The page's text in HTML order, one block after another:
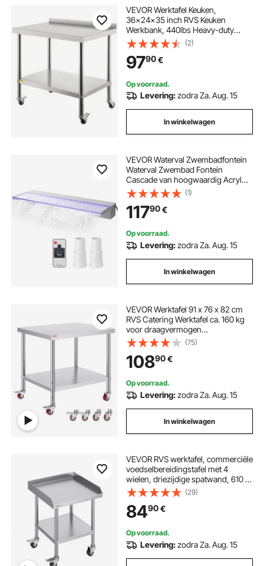
VEVOR Werktafel Keuken,
36x24x35 inch RVS Keuken
Werkbank, 440lbs Heavy-duty
Metalen Horeca Werktafel,
Voedselbereiding Keukentafel met
Backsplash Verstelbare Onderplank
4 Zwenkwielen voor Restaurant
(2)
9790€
Op voorraad.
Levering:zodra Za. Aug. 15
In winkelwagen
VEVOR Waterval Zwembadfontein
Waterval Zwembad Fontein
Cascade van hoogwaardig Acryl
Waterval Overlaat Zwembad Tuin
220V Outdoor Waterval Zwembad
Fontein met een LEDLichtstrip en
een Afstandsbediening
(1)
11790€
Op voorraad.
Levering:zodra Za. Aug. 15
In winkelwagen
VEVOR Werktafel 91 x 76 x 82 cm
RVS Catering Werktafel ca. 160 kg
voor draagvermogen
Voedselbereidingstafel
Commerciële Werktafel voor
Keuken Bar Restaurantar 4
verstelbare poten
(75)
10890€
Op voorraad.
Levering:zodra Za. Aug. 15
In winkelwagen
VEVOR RVS werktafel, commerciële
voedselbereidingstafel met 4
wielen, driezijdige spatwand, 610 x
610 x 762 mm werktafel,
restaurantwerktafel
(29)
8490€
Op voorraad.
Levering:zodra Za. Aug. 15